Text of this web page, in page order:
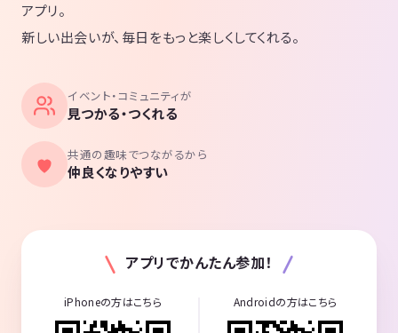
アプリ。
新しい出会いが、毎日をもっと楽しくしてくれる。
イベント・コミュニティが
見つかる・つくれる
共通の趣味でつながるから
仲良くなりやすい
アプリでかんたん参加！
iPhoneの方はこちら Androidの方はこちら